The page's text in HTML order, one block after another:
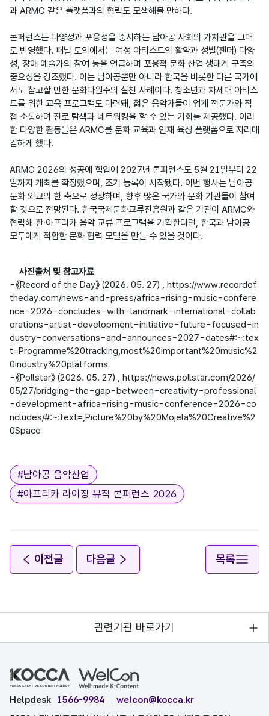
과 ARMC 같은 플랫폼과의 협력도 모색해볼 만하다.
콘퍼런스는 다양성과 포용성을 중시하는 남아공 사회의 가치관을 그대
로 반영했다. 패널 토의에서는 여성 아티스트의 활약과 성별(젠더) 다양
성, 장애 예술가의 참여 등을 언급하며 포용적 문화 산업 생태계 구축의
중요성을 강조했다. 이는 남아공뿐만 아니라 한국을 비롯한 다른 국가에
서도 참고할 만한 문화다원주의 실천 사례이다. 청소년과 차세대 아티스
트를 위한 교육 프로그램도 마련돼, 젊은 음악가들이 업계 전문가와 직
접 소통하며 진로 탐색과 네트워킹을 할 수 있는 기회를 제공했다. 이러
한 다양한 활동들은 ARMC를 문화 교육과 인재 육성 플랫폼으로 자리매
김하게 했다.
ARMC 2026의 성공에 힘입어 2027년 콘퍼런스도 5월 21일부터 22
일까지 개최를 확정했으며, 조기 등록이 시작됐다. 이번 행사는 남아공
문화 외교의 한 축으로 성장하며, 향후 많은 국가와 문화 기관들이 참여
할 것으로 전망된다. 한국국제문화교류진흥원과 같은 기관이 ARMC와
협력해 한·아프리카 음악 교류 프로그램을 기획한다면, 한국과 남아공
모두에게 적합한 문화 협력 모델을 만들 수 있을 것이다.
사진출처 및 참고자료
-《Record of the Day》 (2026. 05. 27) , https://www.recordof
theday.com/news-and-press/africa-rising-music-confere
nce-2026-concludes-with-landmark-international-collab
orations-artist-development-initiative-future-focused-in
dustry-conversations-and-announces-2027-dates#:~:tex
t=Programme%20tracking,most%20important%20music%2
0industry%20platforms
-《Pollstar》 (2026. 05. 27) , https://news.pollstar.com/2026/
05/27/bridging-the-gap-between-creativity-professional
-development-africa-rising-music-conference-2026-co
ncludes/#:~:text=,Picture%20by%20Mojela%20Creative%2
0Space
태그
#남아공 음악산업
#아프리카 라이징 뮤직 콘퍼런스 2026
이전글 다음글 목록
관련기관 바로가기
Helpdesk 1566-9984
welcon@kocca.kr